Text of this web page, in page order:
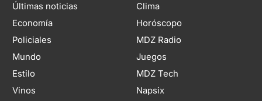
Últimas noticias
Economía
Policiales
Mundo
Estilo
Vinos
Clima
Horóscopo
MDZ Radio
Juegos
MDZ Tech
Napsix